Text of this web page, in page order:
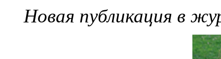
Новая публикация в